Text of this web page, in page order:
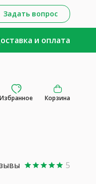
Задать вопрос
и оплата
Избранное Корзина
starstarstarstarstar 5